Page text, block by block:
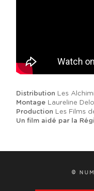
Distribution Les
Montage Laureline
Production Les Films
Un film aidé par la
©